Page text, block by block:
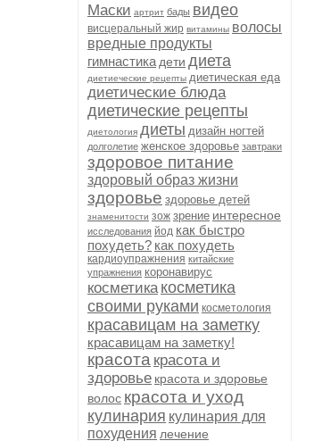
Маски артрит бады видео
висцеральный жир витамины волосы
вредные продукты
гимнастика дети диета
диетиеческие рецепты диетическая еда
диетические блюда
диетические рецепты
диетология диеты дизайн ногтей
долголетие женское здоровье завтраки
здоровое питание
здоровый образ жизни
здоровье здоровье детей
знаменитости зож зрение интересное
исследования йод как быстро
похудеть? как похудеть
кардиоупражнения китайские
упражнения коронавирус
косметика косметика
своими руками косметология
красавицам на заметку
красавицам на заметку!
красота красота и
здоровье красота и здоровье
волос красота и уход
кулинария кулинария для
похудения лечение